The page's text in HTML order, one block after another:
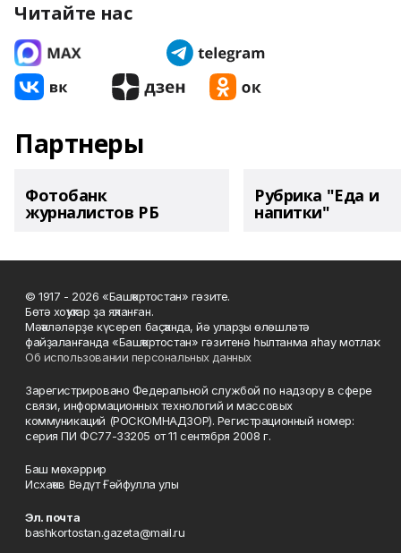
Читайте нас
Партнеры
Фотобанк
журналистов РБ
Рубрика "Еда и
напитки"
© 1917 - 2026 «Башҡортостан» гәзите.
Бөтә хоҡуҡтар ҙа яҡланған.
Мәҡәләләрҙе күсереп баҫҡанда, йә уларҙы өлөшләтә
файҙаланғанда «Башҡортостан» гәзитенә һылтанма яһау мотлаҡ.
Об использовании персональных данных
Зарегистрировано Федеральной службой по надзору в сфере
связи, информационных технологий и массовых
коммуникаций (РОСКОМНАДЗОР). Регистрационный номер:
серия ПИ ФС77-33205 от 11 сентября 2008 г.
Баш мөхәррир
Исхаҡов Вәдүт Ғәйфулла улы
Эл. почта
bashkortostan.gazeta@mail.ru